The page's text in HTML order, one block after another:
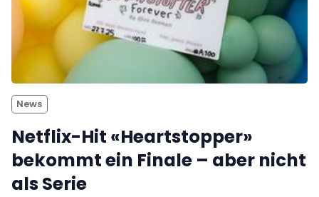
News
Netflix-Hit «Heartstopper»
bekommt ein Finale – aber nicht
als Serie